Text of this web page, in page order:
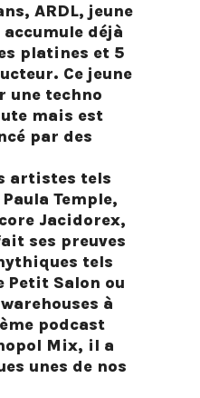
ARDL, jeune
déjà
platines et 5
Ce jeune
une techno
mais est
par des
artistes tels
Temple,
Jacidorex,
ses preuves
tels
Petit Salon ou
à
podcast
Mix, il a
unes de nos